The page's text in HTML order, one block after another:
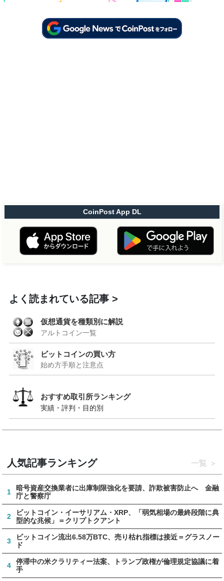
CoinPost App DL
よく読まれている記事
仮想通貨を種類別に解説
アルトコイン一覧
ビットコインの買い方
始め方手順と注意点
おすすめ取引所ランキング
実績・評判・目的別
人気記事ランキング 一覧
1
暗号資産交換業者に出庫制限強化を要請、詐欺被害防止へ 金融
庁と警察庁
2
ビットコイン・イーサリアム・XRP、「弱気相場の最終段階に典
型的な兆候」＝クリプトクアント
3
ビットコイン流出6.58万BTC、売り枯れ指標は接近＝グラスノー
ド
4
停滞中の米クラリティー法案、トランプ政権が倫理規定協議に着
手